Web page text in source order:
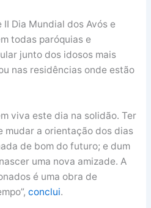
Dia Mundial dos Avós e
todas paróquias e
junto dos idosos mais
nas residências onde estão
viva este dia na solidão. Ter
mudar a orientação dos dias
de bom do futuro; e dum
uma nova amizade. A
é uma obra de
conclui.